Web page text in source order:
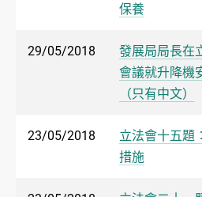
保養
29/05/2018
發展局局長在
會議就升降機
（只有中文）
23/05/2018
立法會十五題
措施